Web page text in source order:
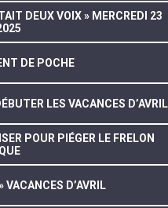
DEUX VOIX » MERCREDI 23
DE POCHE
LES VACANCES D’AVRIL
POUR PIÉGER LE FRELON
VACANCES D’AVRIL